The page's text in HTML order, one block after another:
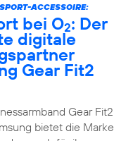
ACCESSOIRE:
bei O2: Der
digitale
Gear Fit2
Gear Fit2
bietet die Marke